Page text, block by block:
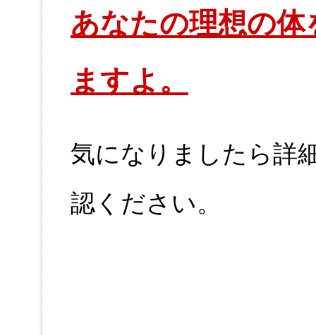
あなたの理想の
ますよ。
気になりましたら詳
認ください。